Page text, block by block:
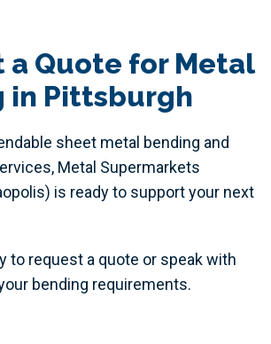
a Quote for Metal
in Pittsburgh
sheet metal bending and
Metal Supermarkets
is ready to support your next
to request a quote or speak with
bending requirements.